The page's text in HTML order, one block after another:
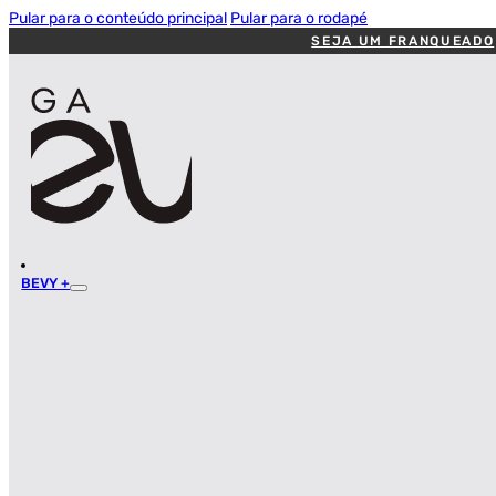
Pular para o conteúdo principal Pular para o rodapé
SEJA UM FRANQUEADO
BEVY +